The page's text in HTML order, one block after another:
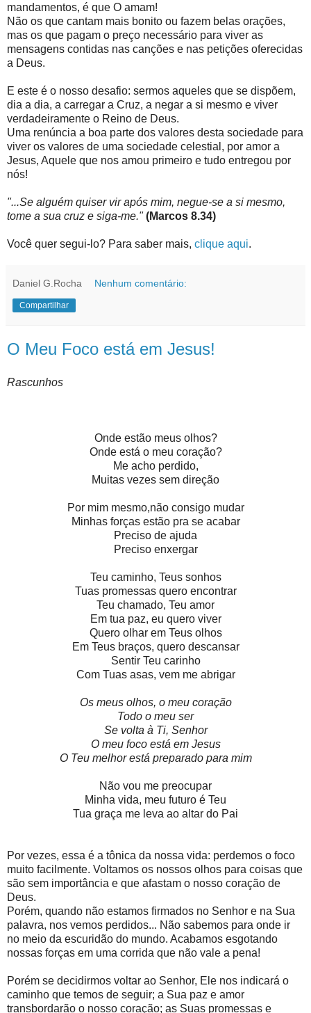
mandamentos, é que O amam!
Não os que cantam mais bonito ou fazem belas orações,
mas os que pagam o preço necessário para viver as
mensagens contidas nas canções e nas petições oferecidas
a Deus.
E este é o nosso desafio: sermos aqueles que se dispõem,
dia a dia, a carregar a Cruz, a negar a si mesmo e viver
verdadeiramente o Reino de Deus.
Uma renúncia a boa parte dos valores desta sociedade para
viver os valores de uma sociedade celestial, por amor a
Jesus, Aquele que nos amou primeiro e tudo entregou por
nós!
"...Se alguém quiser vir após mim, negue-se a si mesmo,
tome a sua cruz e siga-me." (Marcos 8.34)
Você quer segui-lo? Para saber mais, clique aqui.
Daniel G.Rocha Nenhum comentário:
Compartilhar
O Meu Foco está em Jesus!
Rascunhos
Onde estão meus olhos?
Onde está o meu coração?
Me acho perdido,
Muitas vezes sem direção
Por mim mesmo,não consigo mudar
Minhas forças estão pra se acabar
Preciso de ajuda
Preciso enxergar
Teu caminho, Teus sonhos
Tuas promessas quero encontrar
Teu chamado, Teu amor
Em tua paz, eu quero viver
Quero olhar em Teus olhos
Em Teus braços, quero descansar
Sentir Teu carinho
Com Tuas asas, vem me abrigar
Os meus olhos, o meu coração
Todo o meu ser
Se volta à Ti, Senhor
O meu foco está em Jesus
O Teu melhor está preparado para mim
Não vou me preocupar
Minha vida, meu futuro é Teu
Tua graça me leva ao altar do Pai
Por vezes, essa é a tônica da nossa vida: perdemos o foco
muito facilmente. Voltamos os nossos olhos para coisas que
são sem importância e que afastam o nosso coração de
Deus.
Porém, quando não estamos firmados no Senhor e na Sua
palavra, nos vemos perdidos... Não sabemos para onde ir
no meio da escuridão do mundo. Acabamos esgotando
nossas forças em uma corrida que não vale a pena!
Porém se decidirmos voltar ao Senhor, Ele nos indicará o
caminho que temos de seguir; a Sua paz e amor
transbordarão o nosso coração; as Suas promessas e